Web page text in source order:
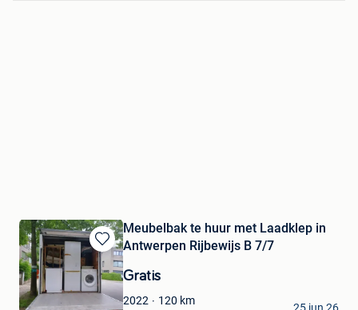
Bewaren
in
Mijn
Favorieten
Meubelbak te huur met Laadklep in
Antwerpen Rijbewijs B 7/7
Gratis
2022 120 km
Meubelbak te huur
25 jun 26